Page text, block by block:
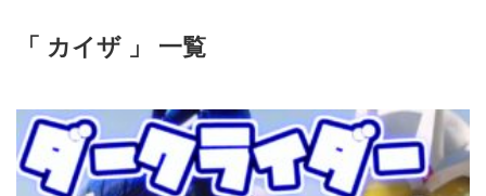
「 カイザ 」 一覧